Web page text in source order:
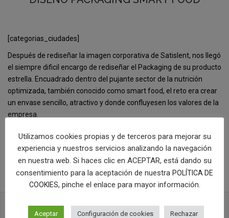
[categorias_ciudades]
Después de rediseñar la imagen corporativa de Satislent, nos llegó
el siempre dificil encargo de rediseñar el Packaging de su producto
estrella. Encuadrado dentro del pujante sector de la nutrición
optimizada, también conocido como smart food, el reto era crear
un envase sencillo, atractivo y donde confluyesen los valores de la
empresa.
COMPRAR LOGOTIPO
Utilizamos cookies propias y de terceros para mejorar su
experiencia y nuestros servicios analizando la navegación
en nuestra web. Si haces clic en ACEPTAR, está dando su
consentimiento para la aceptación de nuestra POLÍTICA DE
COOKIES, pinche el enlace para mayor información.
Aceptar Configuración de cookies Rechazar